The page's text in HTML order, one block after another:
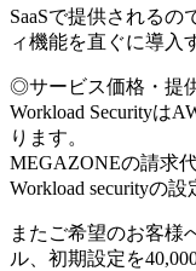
SaaSで提供される
ィ機能を直ぐに導入
◎サービス価格・提
Workload Securityは
ります。
MEGAZONEの請求
Workload securityの
またご希望のお客様
ル、初期設定を